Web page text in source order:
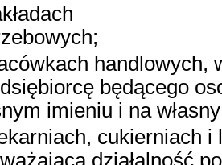
handlowych,
będącego
imieniu i na
cukierniach i
działalność